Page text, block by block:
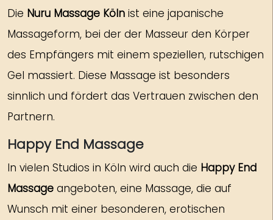
Die Nuru Massage Köln ist eine japanische
Massageform, bei der der Masseur den Körper
des Empfängers mit einem speziellen, rutschigen
Gel massiert. Diese Massage ist besonders
sinnlich und fördert das Vertrauen zwischen den
Partnern.
Happy End Massage
In vielen Studios in Köln wird auch die Happy End
Massage angeboten, eine Massage, die auf
Wunsch mit einer besonderen, erotischen